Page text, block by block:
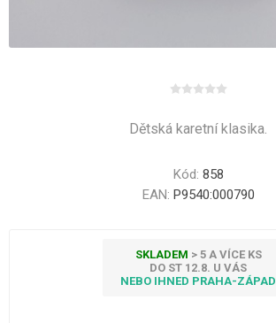
Dětská karetní klasika.
Kód: 858
EAN: P9540:000790
SKLADEM > 5 A VÍCE KS
DO ST 12.8. U VÁS
NEBO IHNED PRAHA-ZÁPAD